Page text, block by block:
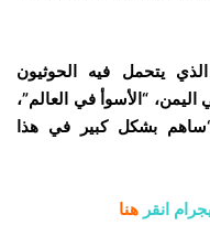
يتحمل فيه الحوثيون
“الأسوأ في العالم”،
بشكل كبير في هذا
انقر هنا